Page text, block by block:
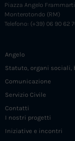
Piazza Angelo
Monterotondo (RM)
Telefono: (+39) 06 90 62
Angelo
Statuto, organi sociali,
Comunicazione
Servizio Civile
Contatti
I nostri progetti
Iniziative e incontri